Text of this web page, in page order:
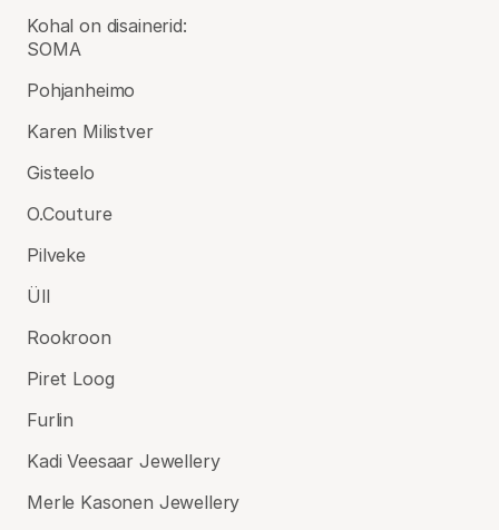
Kohal on disainerid:
SOMA
Pohjanheimo
Karen Milistver
Gisteelo
O.Couture
Pilveke
Üll
Rookroon
Piret Loog
Furlin
Kadi Veesaar Jewellery
Merle Kasonen Jewellery